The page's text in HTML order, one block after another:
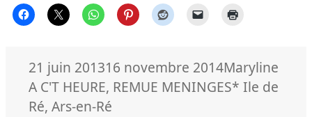
Publié
le
21 juin 201316 novembre 2014Auteur
Maryline
A C'T HEURE, REMUE MENINGESMots-
* Ile de
Ré,Ars-en-Ré